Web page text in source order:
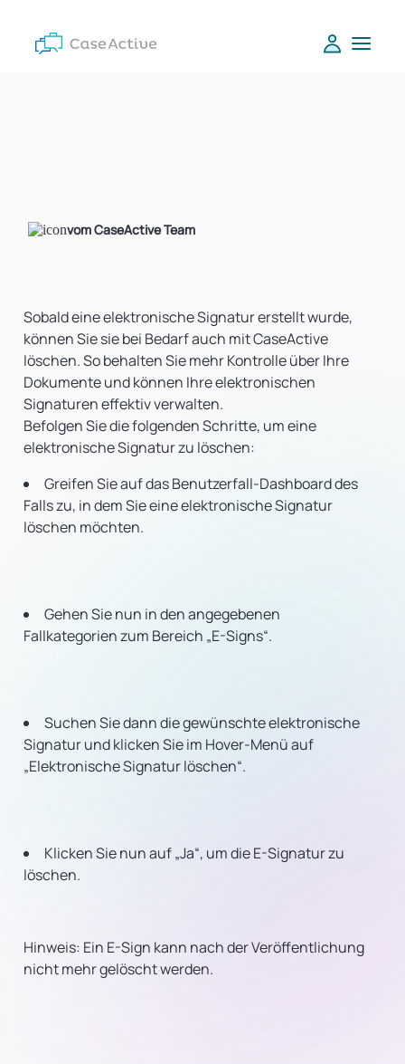
vom CaseActive Team
Sobald eine elektronische Signatur erstellt wurde,
können Sie sie bei Bedarf auch mit CaseActive
löschen. So behalten Sie mehr Kontrolle über Ihre
Dokumente und können Ihre elektronischen
Signaturen effektiv verwalten.
Befolgen Sie die folgenden Schritte, um eine
elektronische Signatur zu löschen:
Greifen Sie auf das Benutzerfall-Dashboard des
Falls zu, in dem Sie eine elektronische Signatur
löschen möchten.
Gehen Sie nun in den angegebenen
Fallkategorien zum Bereich „E-Signs“.
Suchen Sie dann die gewünschte elektronische
Signatur und klicken Sie im Hover-Menü auf
„Elektronische Signatur löschen“.
Klicken Sie nun auf „Ja“, um die E-Signatur zu
löschen.
Hinweis: Ein E-Sign kann nach der Veröffentlichung
nicht mehr gelöscht werden.